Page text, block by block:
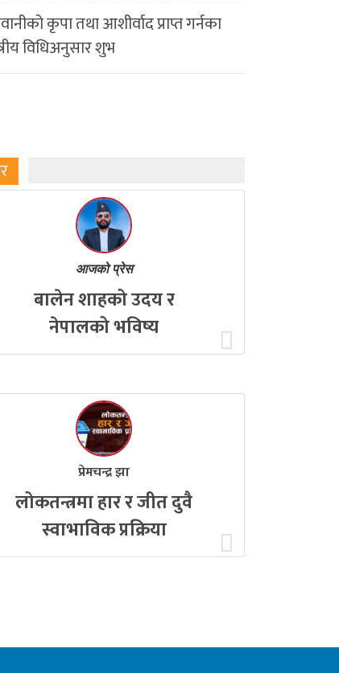
कृपा तथा आशीर्वाद प्राप्त गर्नका
विधिअनुसार शुभ
आजको प्रेस
बालेन शाहको उदय र
नेपालको भविष्य
प्रेमचन्द्र झा
लोकतन्त्रमा हार र जीत दुवै
स्वाभाविक प्रक्रिया